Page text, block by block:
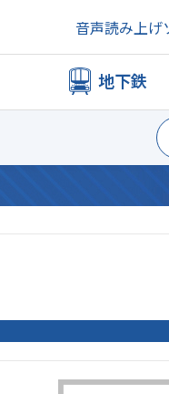
音声読み上げ
地下鉄